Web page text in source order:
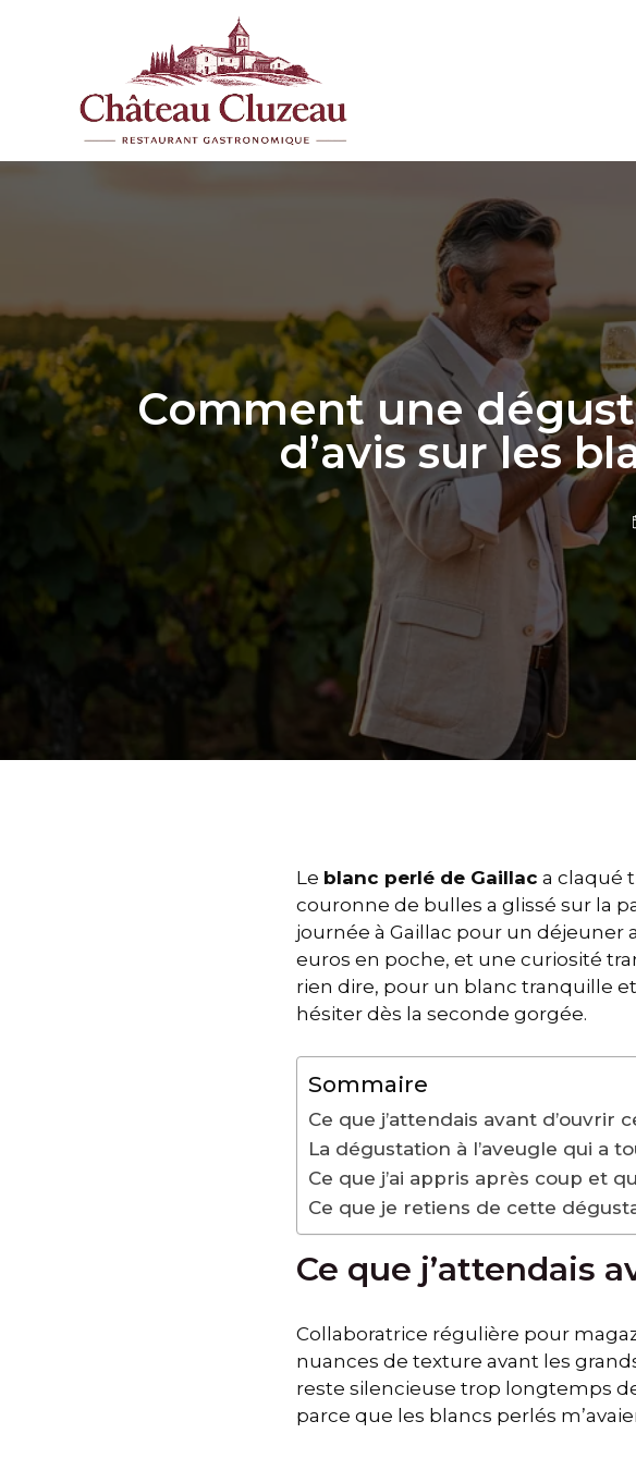
Comment une
d’avis sur les
Le blanc perlé de Gaillac a claqué
couronne de bulles a glissé sur la
journée à Gaillac pour un déjeuner
euros en poche, et une curiosité
rien dire, pour un blanc tranquille
hésiter dès la seconde gorgée.
Sommaire
Ce que j’attendais avant d’ouvrir
La dégustation à l’aveugle qui a
Ce que j’ai appris après coup et
Ce que je retiens de cette
Ce que j’attendais
Collaboratrice régulière pour
nuances de texture avant les
reste silencieuse trop longtemps
parce que les blancs perlés